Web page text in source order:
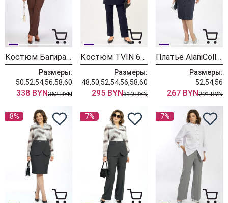
Костюм БагираАнТа 1129 голубой + шоколад
Размеры:
50,52,54,56,58,60
338 BYN362 BYN
Костюм TVIN 6103 синий + клетка
Размеры:
48,50,52,54,56,58,60
295 BYN319 BYN
Платье AlaniCollection 2601 синий в полоску
Размеры:
52,54,56
267 BYN291 BYN
8% 7% 7%